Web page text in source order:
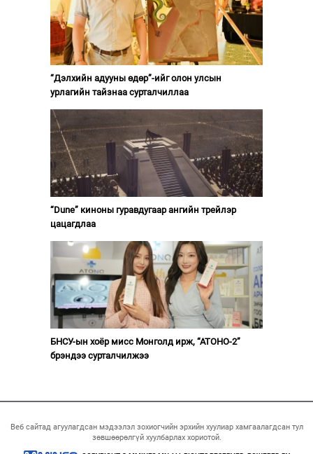
“Дэлхийн адууны өдөр”-ийг олон улсын
урлагийн тайзнаа сурталчиллаа
“Dune” киноны гуравдугаар ангийн трейлэр
цацагдлаа
БНСУ-ын хоёр мисс Монголд ирж, “АТОНО-2”
брэндээ сурталчилжээ
Веб сайтад агуулагдсан мэдээлэл зохиогчийн эрхийн хуулиар хамгаалагдсан тул
зөвшөөрөлгүй хуулбарлах хориотой.